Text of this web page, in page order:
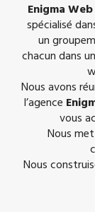
Enigma
spécialisé
un
chacun dans
Nous avons
l’agence
vous
Nous
Nous